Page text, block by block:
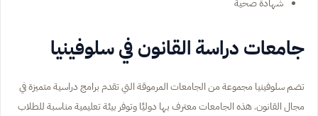
جامعات دراسة القانون في سلوفينيا
تضم سلوفينيا مجموعة من الجامعات المرموقة التي تقدم برامج دراسية متميزة في
مجال القانون. هذه الجامعات معترف بها دوليًا وتوفر بيئة تعليمية مناسبة للطلاب